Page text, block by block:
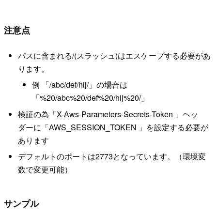
注意点
パスに含まれる/(スラッシュ)はエスケープする必要があ
ります。
例 「/abc/def/hij/」の場合は
「%20/abc%20/def%20/hij%20/」
検証の為「X-Aws-Parameters-Secrets-Token 」ヘッ
ダーに「AWS_SESSION_TOKEN 」を設定する必要が
あります
デフォルトのポートは2773となっています。（環境変
数で変更可能）
サンプル